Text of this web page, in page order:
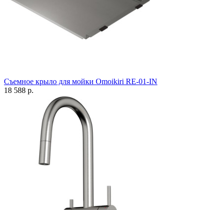
Съемное крыло для мойки Omoikiri RE-01-IN
18 588 р.